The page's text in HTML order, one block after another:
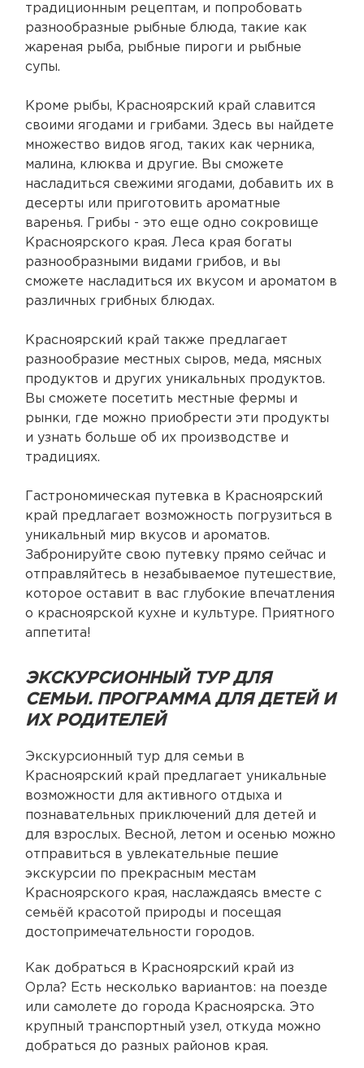
традиционным рецептам, и попробовать
разнообразные рыбные блюда, такие как
жареная рыба, рыбные пироги и рыбные
супы.
Кроме рыбы, Красноярский край славится
своими ягодами и грибами. Здесь вы найдете
множество видов ягод, таких как черника,
малина, клюква и другие. Вы сможете
насладиться свежими ягодами, добавить их в
десерты или приготовить ароматные
варенья. Грибы - это еще одно сокровище
Красноярского края. Леса края богаты
разнообразными видами грибов, и вы
сможете насладиться их вкусом и ароматом в
различных грибных блюдах.
Красноярский край также предлагает
разнообразие местных сыров, меда, мясных
продуктов и других уникальных продуктов.
Вы сможете посетить местные фермы и
рынки, где можно приобрести эти продукты
и узнать больше об их производстве и
традициях.
Гастрономическая путевка в Красноярский
край предлагает возможность погрузиться в
уникальный мир вкусов и ароматов.
Забронируйте свою путевку прямо сейчас и
отправляйтесь в незабываемое путешествие,
которое оставит в вас глубокие впечатления
о красноярской кухне и культуре. Приятного
аппетита!
ЭКСКУРСИОННЫЙ ТУР ДЛЯ
СЕМЬИ. ПРОГРАММА ДЛЯ ДЕТЕЙ И
ИХ РОДИТЕЛЕЙ
Экскурсионный тур для семьи в
Красноярский край предлагает уникальные
возможности для активного отдыха и
познавательных приключений для детей и
для взрослых. Весной, летом и осенью можно
отправиться в увлекательные пешие
экскурсии по прекрасным местам
Красноярского края, наслаждаясь вместе с
семьёй красотой природы и посещая
достопримечательности городов.
Как добраться в Красноярский край из
Орла? Есть несколько вариантов: на поезде
или самолете до города Красноярска. Это
крупный транспортный узел, откуда можно
добраться до разных районов края.